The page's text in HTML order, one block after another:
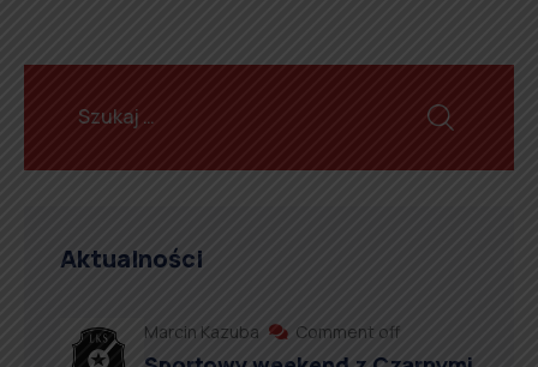
Aktualności
Marcin Kazuba Comment off